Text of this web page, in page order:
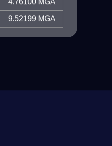
4.76100 MGA
9.52199 MGA